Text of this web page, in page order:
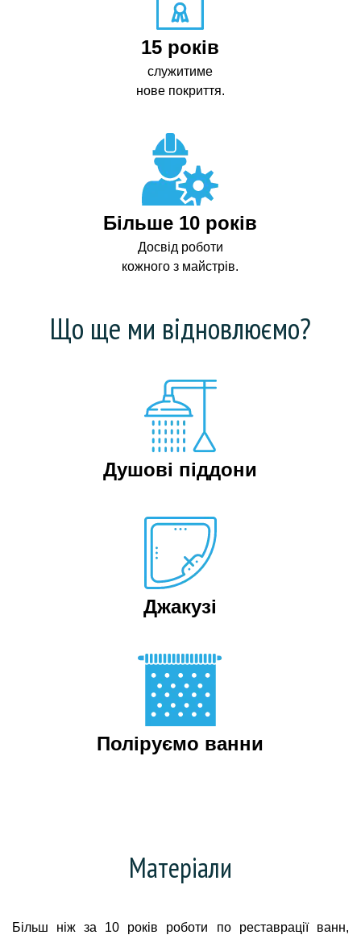
15 років
служитиме
нове покриття.
Більше 10 років
Досвід роботи
кожного з майстрів.
Що ще ми відновлюємо?
Душові піддони
Джакузі
Поліруємо ванни
Матеріали
Більш ніж за 10 років роботи по реставрації ванн,